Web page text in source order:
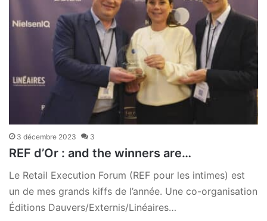
3 décembre 2023 3
REF d’Or : and the winners are…
Le Retail Execution Forum (REF pour les intimes) est
un de mes grands kiffs de l’année. Une co-organisation
Éditions Dauvers/Externis/Linéaires…